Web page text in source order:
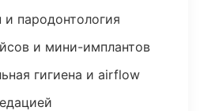
и пародонтология
и мини-имплантов
гигиена и airflow